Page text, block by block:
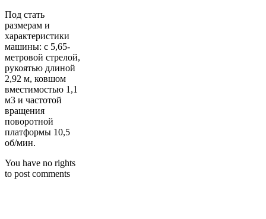
Под стать
размерам и
характеристики
машины: с 5,65-
метровой стрелой,
рукоятью длиной
2,92 м, ковшом
вместимостью 1,1
м3 и частотой
вращения
поворотной
платформы 10,5
об/мин.
You have no rights
to post comments